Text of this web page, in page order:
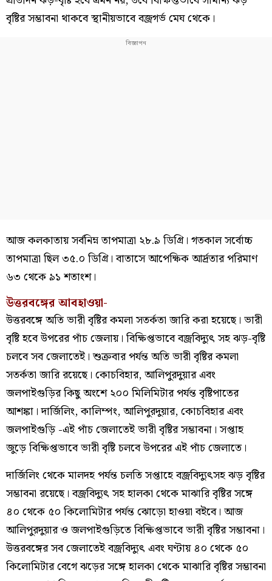
বৃষ্টির সম্ভাবনা থাকবে স্থানীয়ভাবে বজ্রগর্ভ মেঘ থেকে।
আজ কলকাতায় সর্বনিম্ন তাপমাত্রা ২৮.৯ ডিগ্রি। গতকাল সর্বোচ্চ
তাপমাত্রা ছিল ৩৫.০ ডিগ্রি। বাতাসে আপেক্ষিক আর্দ্রতার পরিমাণ
৬৩ থেকে ৯১ শতাংশ।
উত্তরবঙ্গের আবহাওয়া-
উত্তরবঙ্গে অতি ভারী বৃষ্টির কমলা সতর্কতা জারি করা হয়েছে। ভারী
বৃষ্টি হবে উপরের পাঁচ জেলায়। বিক্ষিপ্তভাবে বজ্রবিদ্যুৎ সহ ঝড়-বৃষ্টি
চলবে সব জেলাতেই। শুক্রবার পর্যন্ত অতি ভারী বৃষ্টির কমলা
সতর্কতা জারি রয়েছে। কোচবিহার, আলিপুরদুয়ার এবং
জলপাইগুড়ির কিছু অংশে ২০০ মিলিমিটার পর্যন্ত বৃষ্টিপাতের
আশঙ্কা। দার্জিলিং, কালিম্পং, আলিপুরদুয়ার, কোচবিহার এবং
জলপাইগুড়ি -এই পাঁচ জেলাতেই ভারী বৃষ্টির সম্ভাবনা। সপ্তাহ
জুড়ে বিক্ষিপ্তভাবে ভারী বৃষ্টি চলবে উপরের এই পাঁচ জেলাতে।
দার্জিলিং থেকে মালদহ পর্যন্ত চলতি সপ্তাহে বজ্রবিদ্যুৎসহ ঝড় বৃষ্টির
সম্ভাবনা রয়েছে। বজ্রবিদ্যুৎ সহ হালকা থেকে মাঝারি বৃষ্টির সঙ্গে
৪০ থেকে ৫০ কিলোমিটার পর্যন্ত ঝোড়ো হাওয়া বইবে। আজ
আলিপুরদুয়ার ও জলপাইগুড়িতে বিক্ষিপ্তভাবে ভারী বৃষ্টির সম্ভাবনা।
উত্তরবঙ্গের সব জেলাতেই বজ্রবিদ্যুৎ এবং ঘণ্টায় ৪০ থেকে ৫০
কিলোমিটার বেগে ঝড়ের সঙ্গে হালকা থেকে মাঝারি বৃষ্টির সম্ভাবনা